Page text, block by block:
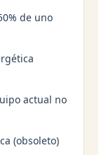
de uno
actual no
(obsoleto)